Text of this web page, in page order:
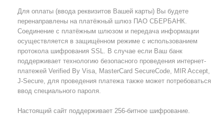
Для оплаты (ввода реквизитов Вашей карты) Вы будете
перенаправлены на платёжный шлюз ПАО СБЕРБАНК.
Соединение с платёжным шлюзом и передача информации
осуществляется в защищённом режиме с использованием
протокола шифрования SSL. В случае если Ваш банк
поддерживает технологию безопасного проведения интернет-
платежей Verified By Visa, MasterCard SecureCode, MIR Accept,
J-Secure, для проведения платежа также может потребоваться
ввод специального пароля.
Настоящий сайт поддерживает 256-битное шифрование.